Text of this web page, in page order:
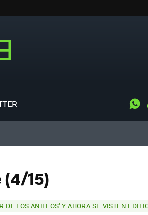
15)
DE LOS ANILLOS' Y AHORA SE VISTEN